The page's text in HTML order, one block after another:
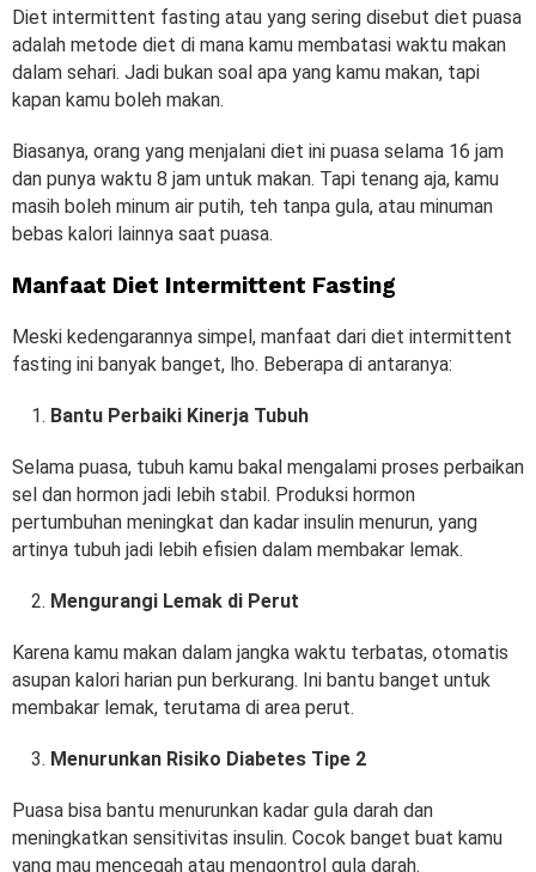
Diet intermittent fasting atau yang sering disebut diet puasa
adalah metode diet di mana kamu membatasi waktu makan
dalam sehari. Jadi bukan soal apa yang kamu makan, tapi
kapan kamu boleh makan.
Biasanya, orang yang menjalani diet ini puasa selama 16 jam
dan punya waktu 8 jam untuk makan. Tapi tenang aja, kamu
masih boleh minum air putih, teh tanpa gula, atau minuman
bebas kalori lainnya saat puasa.
Manfaat Diet Intermittent Fasting
Meski kedengarannya simpel, manfaat dari diet intermittent
fasting ini banyak banget, lho. Beberapa di antaranya:
Bantu Perbaiki Kinerja Tubuh
Selama puasa, tubuh kamu bakal mengalami proses perbaikan
sel dan hormon jadi lebih stabil. Produksi hormon
pertumbuhan meningkat dan kadar insulin menurun, yang
artinya tubuh jadi lebih efisien dalam membakar lemak.
Mengurangi Lemak di Perut
Karena kamu makan dalam jangka waktu terbatas, otomatis
asupan kalori harian pun berkurang. Ini bantu banget untuk
membakar lemak, terutama di area perut.
Menurunkan Risiko Diabetes Tipe 2
Puasa bisa bantu menurunkan kadar gula darah dan
meningkatkan sensitivitas insulin. Cocok banget buat kamu
yang mau mencegah atau mengontrol gula darah.